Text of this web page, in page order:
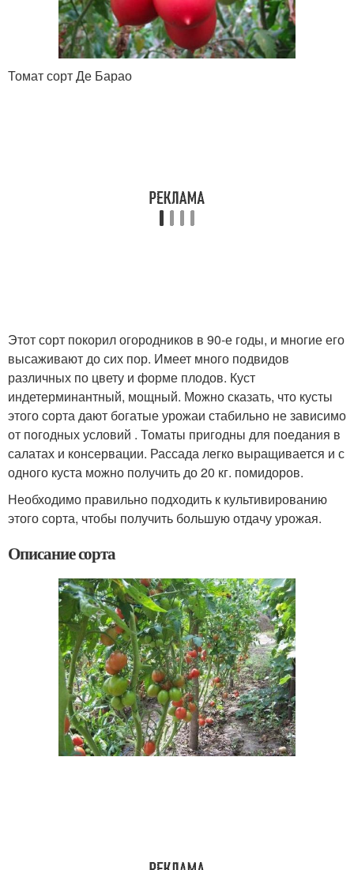
Томат сорт Де Барао
Этот сорт покорил огородников в 90-е годы, и многие его
высаживают до сих пор. Имеет много подвидов
различных по цвету и форме плодов. Куст
индетерминантный, мощный. Можно сказать, что кусты
этого сорта дают богатые урожаи стабильно не зависимо
от погодных условий . Томаты пригодны для поедания в
салатах и консервации. Рассада легко выращивается и с
одного куста можно получить до 20 кг. помидоров.
Необходимо правильно подходить к культивированию
этого сорта, чтобы получить большую отдачу урожая.
Описание сорта